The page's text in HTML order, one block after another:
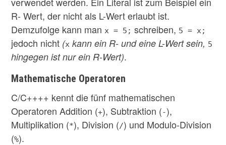
R- Wert, der nicht als L-Wert erlaubt ist.
Demzufolge kann man x = 5; schreiben, 5 = x;
jedoch nicht (x kann ein R- und eine L-Wert sein, 5
hingegen ist nur ein R-Wert).
Mathematische Operatoren
C/C++++ kennt die fünf mathematischen
Operatoren Addition (+), Subtraktion (-),
Multiplikation (*), Division (/) und Modulo-Division
(%).